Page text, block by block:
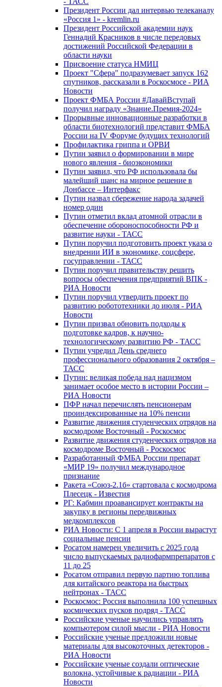
Президент России дал интервью телеканалу
«Россия 1» - kremlin.ru
Президент Российской академии наук
Геннадий Красников в числе передовых
достижений Российской Федерации в
области науки
Присвоение статуса НМИЦ
Проект "Сфера" подразумевает запуск 162
спутников, рассказали в Роскосмосе - РИА
Новости
Проект ФМБА России #ДавайВступай
получил награду «Знание.Премия-2024»
Прорывные инновационные разработки в
области биотехнологий представит ФМБА
России на IV Форуме будущих технологий
Профилактика гриппа и ОРВИ
Путин заявил о формировании в мире
нового явления - биоэкономики
Путин заявил, что РФ использовала бы
малейший шанс на мирное решение в
Донбассе – Интерфакс
Путин назвал сбережение народа задачей
номер один
Путин отметил вклад атомной отрасли в
обеспечение обороноспособности РФ и
развитие науки - ТАСС
Путин поручил подготовить проект указа о
внедрении ИИ в экономике, соцсфере,
госуправлении - ТАСС
Путин поручил правительству решить
вопросы обеспечения предприятий ВПК -
РИА Новости
Путин поручил утвердить проект по
развитию робототехники до июля - РИА
Новости
Путин призвал обновить подходы к
подготовке кадров, к научно-
технологическому развитию РФ - ТАСС
Путин учредил День среднего
профессионального образования 2 октября –
ТАСС
Путин: великая победа над нацизмом
занимает особое место в истории России –
РИА Новости
ПФР начал перечислять пенсионерам
проиндексированные на 10% пенсии
Развитие движения студенческих отрядов на
космодроме Восточный - Роскосмос
Развитие движения студенческих отрядов на
космодроме Восточный - Роскосмос
Разработанный ФМБА России препарат
«МИР 19» получил международное
признание
Ракета «Союз-2.1б» стартовала с космодрома
Плесецк - Известия
РГ: Кабмин проавансирует контракты на
закупку в регионы передвижных
медкомплексов
РИА Новости: С 1 апреля в России вырастут
социальные пенсии
Росатом намерен увеличить с 2025 года
число выпускаемых радиофармпрепаратов с
11 до 25
Росатом отправил первую партию топлива
для китайского реактора на быстрых
нейтронах - ТАСС
Роскосмос: Россия выполнила 100 успешных
космических пусков подряд - ТАСС
Российские ученые научились управлять
компьютером силой мысли - РИА Новости
Российские ученые предложили новые
материалы для высокоточных детекторов -
РИА Новости
Российские ученые создали оптические
волокна, устойчивые к радиации - РИА
Новости